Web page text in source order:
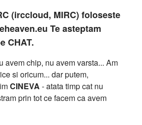
(irccloud, MIRC) foloseste
Te asteptam
CHAT.
avem chip, nu avem varsta... Am
si oricum... dar putem,
CINEVA - atata timp cat nu
prin tot ce facem ca avem